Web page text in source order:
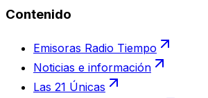
Contenido
Emisoras Radio Tiempo
Noticias e información
Las 21 Únicas